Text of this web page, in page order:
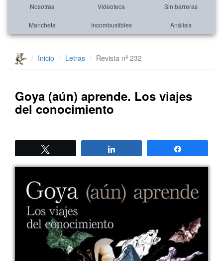
Nosotras Videoteca Sin barreras
Mancheta Incombustibles Análisis
Inicio Letras Revista nº 232
Goya (aún) aprende. Los viajes
del conocimiento